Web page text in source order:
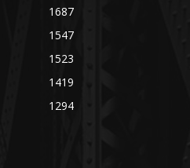
1687
1547
1523
1419
1294